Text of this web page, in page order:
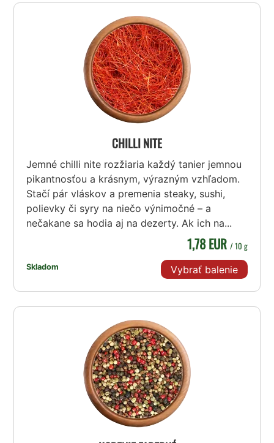
CHILLI NITE
Jemné chilli nite rozžiaria každý tanier jemnou
pikantnosťou a krásnym, výrazným vzhľadom.
Stačí pár vláskov a premenia steaky, sushi,
polievky či syry na niečo výnimočné – a
nečakane sa hodia aj na dezerty. Ak ich na...
Skladom
1,78 EUR / 10 g
Vybrať balenie